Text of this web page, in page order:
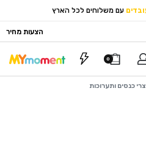
עם משלוחים לכל הארץ
הצעות מחיר
0
כנסים ותערוכות